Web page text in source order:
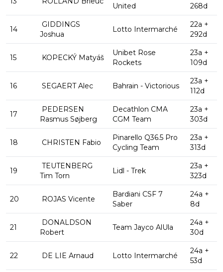
United
268d
14
GIDDINGS
Joshua
Lotto Intermarché
22a +
292d
15 KOPECKÝ Matyáš
Unibet Rose
Rockets
23a +
109d
16 SEGAERT Alec Bahrain - Victorious
23a +
112d
17
PEDERSEN
Rasmus Søjberg
Decathlon CMA
CGM Team
23a +
303d
18 CHRISTEN Fabio
Pinarello Q36.5 Pro
Cycling Team
23a +
313d
19
TEUTENBERG
Tim Torn
Lidl - Trek
23a +
323d
20 ROJAS Vicente
Bardiani CSF 7
Saber
24a +
8d
21
DONALDSON
Robert
Team Jayco AlUla
24a +
30d
22 DE LIE Arnaud Lotto Intermarché
24a +
53d